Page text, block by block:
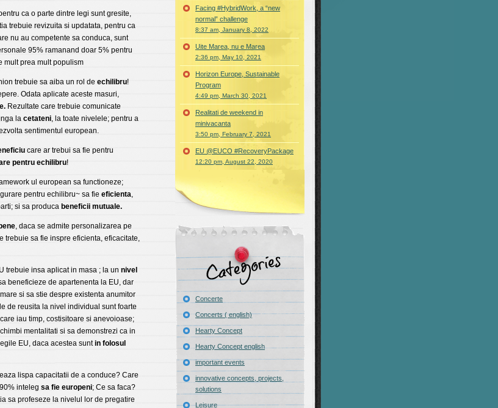
ca o parte dintre legi sunt gresite,
trebuie revizuita si updatata, pentru ca
nu au competente sa conduca, sunt
95% ramanand doar 5% pentru
mult prea mult populism
trebuie sa aiba un rol de echilibru!
Odata aplicate aceste masuri,
Rezultate care trebuie comunicate
la cetateni, la toate nivelele; pentru a
sentimentul european.
care ar trebui sa fie pentru
pentru echilibru!
ul european sa functioneze;
pentru echilibru~ sa fie eficienta,
si sa produca beneficii mutuale.
, daca se admite personalizarea pe
trebuie sa fie inspre eficienta, eficacitate,
trebuie insa aplicat in masa ; la un nivel
beneficieze de apartenenta la EU, dar
si sa stie despre existenta anumitor
de reusita la nivel individual sunt foarte
iau timp, costisitoare si anevoioase;
mentalitati si sa demonstrezi ca in
EU, daca acestea suntin folosul
lispa capacitatii de a conduce? Care
inteleg sa fie europeni; Ce sa faca?
sa profeseze la nivelul lor de pregatire
Facing #HybridWork, a “new
normal” challenge
8:37 am, January 8, 2022
Uite Marea, nu e Marea
2:36 pm, May 10, 2021
Horizon Europe, Sustainable
Program
4:49 pm, March 30, 2021
Realitati de weekend in
minivacanta
3:50 pm, February 7, 2021
EU @EUCO #RecoveryPackage
12:20 pm, August 22, 2020
Concerte
Concerts ( english)
Hearty Concept
Hearty Concept english
important events
innovative concepts, projects,
solutions
Leisure